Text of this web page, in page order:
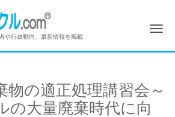
や行政動向、最新情報を掲載
物の適正処理講習会～
の大量廃棄時代に向